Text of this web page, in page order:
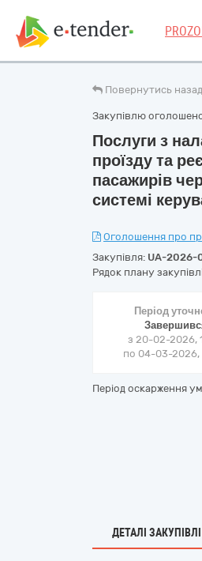
Повернутись назад
Закупівлю
Послуги з
проїзду та
пасажирів
системі
Оголошення про
Закупівля: UA-
Рядок плану
Період
з 20-02-2026,
по 04-03-2026,
Період оскарження
ДЕТАЛІ ЗАКУПІВЛІ